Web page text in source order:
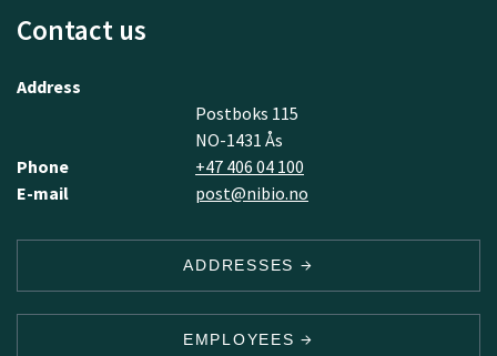
Contact us
Address
Postboks 115
NO-1431 Ås
Phone
+47 406 04 100
E-mail
post@nibio.no
ADDRESSES
EMPLOYEES